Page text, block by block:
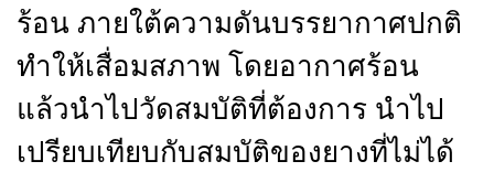
ร้อน ภายใต้ความดันบรรยากาศปกติ
ทำให้เสื่อมสภาพ โดยอากาศร้อน
แล้วนำไปวัดสมบัติที่ต้องการ นำไป
เปรียบเทียบกับสมบัติของยางที่ไม่ได้